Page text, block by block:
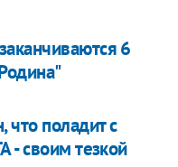
6
поладит с
- своим тезкой